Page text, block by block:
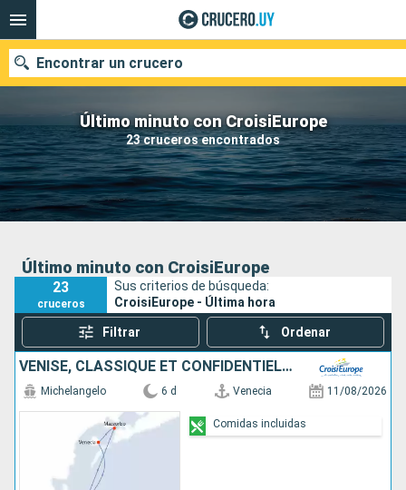
Último minuto con CroisiEurope
23 cruceros encontrados
Encontrar un crucero
Nuestros destinos
Fecha de salida
Buscar
Último minuto con CroisiEurope
23
cruceros
Sus criterios de búsqueda:
CroisiEurope - Última hora
Filtrar Ordenar
VENISE, CLASSIQUE ET CONFIDENTIELLE
Michelangelo 6 d Venecia 11/08/2026
Comidas incluidas